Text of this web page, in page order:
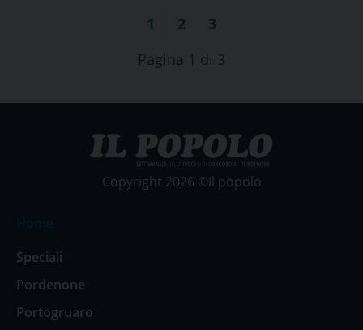
1 2
3
Pagina 1 di 3
Copyright 2026 ©Il popolo
Speciali
Pordenone
Portogruaro